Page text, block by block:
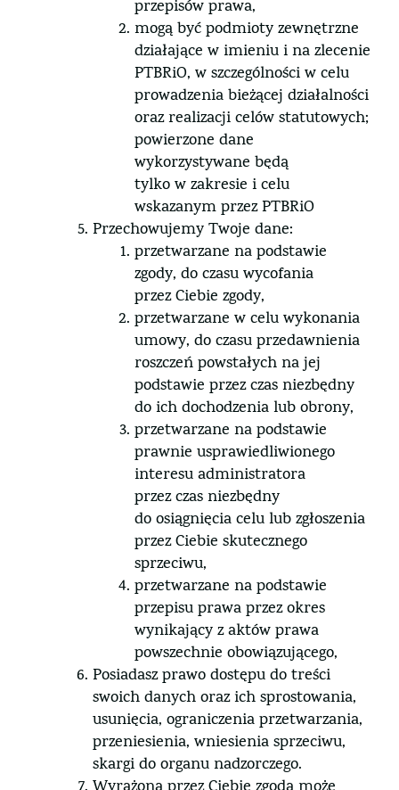
przepisów prawa,
mogą być podmioty zewnętrzne
działające w imieniu i na zlecenie
PTBRiO, w szczególności w celu
prowadzenia bieżącej działalności
oraz realizacji celów statutowych;
powierzone dane
wykorzystywane będą
tylko w zakresie i celu
wskazanym przez PTBRiO
Przechowujemy Twoje dane:
przetwarzane na podstawie
zgody, do czasu wycofania
przez Ciebie zgody,
przetwarzane w celu wykonania
umowy, do czasu przedawnienia
roszczeń powstałych na jej
podstawie przez czas niezbędny
do ich dochodzenia lub obrony,
przetwarzane na podstawie
prawnie usprawiedliwionego
interesu administratora
przez czas niezbędny
do osiągnięcia celu lub zgłoszenia
przez Ciebie skutecznego
sprzeciwu,
przetwarzane na podstawie
przepisu prawa przez okres
wynikający z aktów prawa
powszechnie obowiązującego,
Posiadasz prawo dostępu do treści
swoich danych oraz ich sprostowania,
usunięcia, ograniczenia przetwarzania,
przeniesienia, wniesienia sprzeciwu,
skargi do organu nadzorczego.